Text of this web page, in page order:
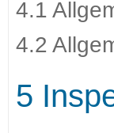
4.1
4.2
5